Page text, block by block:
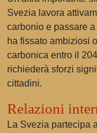
Svezia lavora
carbonio e passare
ha fissato ambiziosi
carbonica entro il
richiederà sforzi
cittadini.
Relazioni
La Svezia partecipa